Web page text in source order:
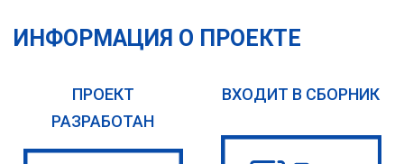
ИНФОРМАЦИЯ О ПРОЕКТЕ
ПРОЕКТ
РАЗРАБОТАН
ВХОДИТ В СБОРНИК